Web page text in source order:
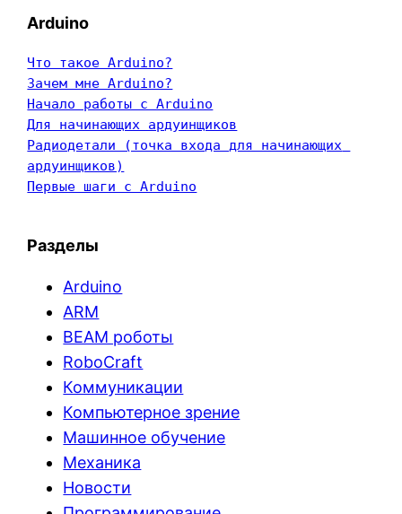
Arduino
Что такое Arduino?
Зачем мне Arduino?
Начало работы с Arduino
Для начинающих ардуинщиков
Радиодетали (точка входа для начинающих
ардуинщиков)
Первые шаги с Arduino
Разделы
Arduino
ARM
BEAM роботы
RoboCraft
Коммуникации
Компьютерное зрение
Машинное обучение
Механика
Новости